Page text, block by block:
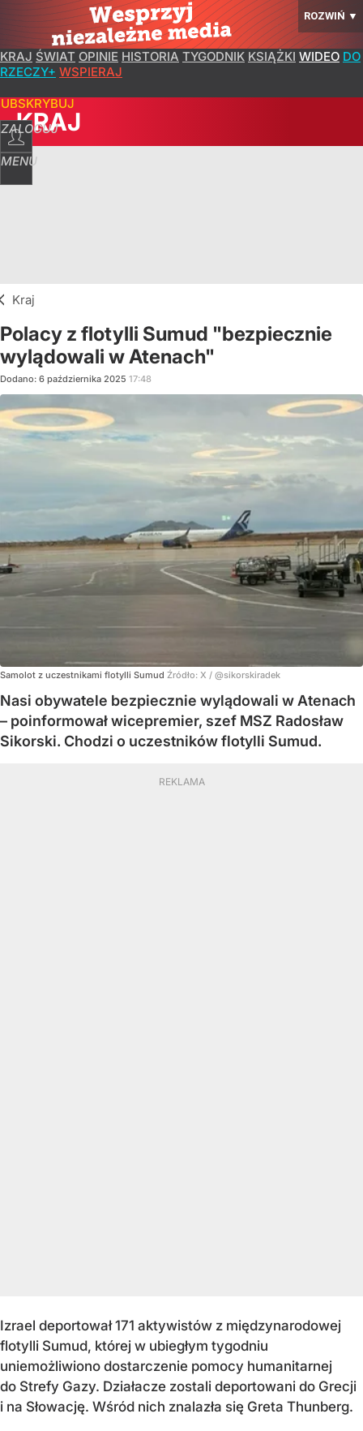
ROZWIŃ ▼
KRAJ ŚWIAT OPINIE HISTORIA TYGODNIK KSIĄŻKI WIDEO DO
RZECZY+ WSPIERAJ
ZALOGUJ
MENU
KRAJ
Kraj
Polacy z flotylli Sumud "bezpiecznie
wylądowali w Atenach"
Dodano: 6 października 2025 17:48
Samolot z uczestnikami flotylli Sumud Źródło: X / @sikorskiradek
Nasi obywatele bezpiecznie wylądowali w Atenach
– poinformował wicepremier, szef MSZ Radosław
Sikorski. Chodzi o uczestników flotylli Sumud.
Izrael deportował 171 aktywistów z międzynarodowej
flotylli Sumud, której w ubiegłym tygodniu
uniemożliwiono dostarczenie pomocy humanitarnej
do Strefy Gazy. Działacze zostali deportowani do Grecji
i na Słowację. Wśród nich znalazła się Greta Thunberg.